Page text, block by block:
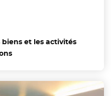
et les activités